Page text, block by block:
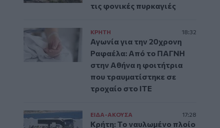
τις φονικές πυρκαγιές
ΚΡΗΤΗ 18:32
Αγωνία για την 20χρονη
Ραφαέλα: Από το ΠΑΓΝΗ
στην Αθήνα η φοιτήτρια
που τραυματίστηκε σε
τροχαίο στο ΙΤΕ
ΕΙΔΑ-ΑΚΟΥΣΑ 17:28
Κρήτη: Το ναυλωμένο πλοίο